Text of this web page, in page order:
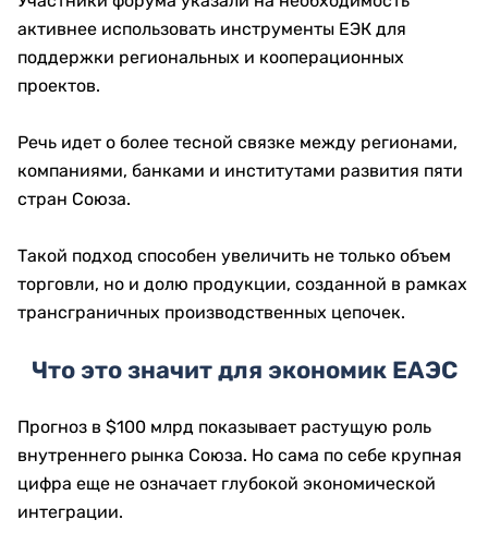
активнее использовать инструменты ЕЭК для
поддержки региональных и кооперационных
проектов.
Речь идет о более тесной связке между регионами,
компаниями, банками и институтами развития пяти
стран Союза.
Такой подход способен увеличить не только объем
торговли, но и долю продукции, созданной в рамках
трансграничных производственных цепочек.
Что это значит для экономик ЕАЭС
Прогноз в $100 млрд показывает растущую роль
внутреннего рынка Союза. Но сама по себе крупная
цифра еще не означает глубокой экономической
интеграции.